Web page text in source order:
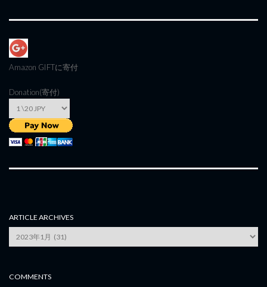
Amazon GIFTに寄付
Donation(寄付)
ARTICLE ARCHIVES
Archives
COMMENTS